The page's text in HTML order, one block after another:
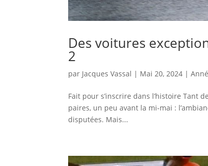
Des voitures
2
par Jacques Vassal | Mai 20, 2024 |
Fait pour s’inscrire dans l’histoire Tant
paires, un peu avant la mi-mai :
disputées. Mais...